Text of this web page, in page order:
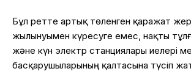
Бұл ретте артық төленген қаражат
жылынуымен күресуге емес, нақты
және күн электр станциялары иелері
басқарушыларының қалтасына түсіп